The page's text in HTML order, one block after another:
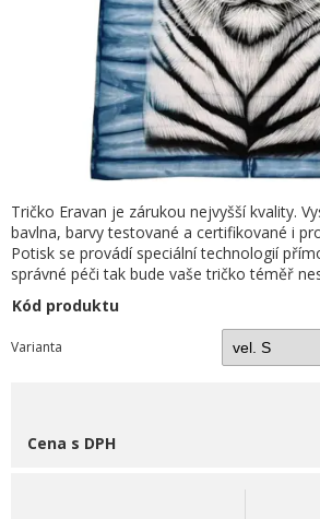
Tričko Eravan je zárukou nejvyšší kvality.
bavlna, barvy testované a certifikované i
Potisk se provádí speciální technologií
správné péči tak bude vaše tričko téměř
Kód produktu
Varianta
Cena s DPH